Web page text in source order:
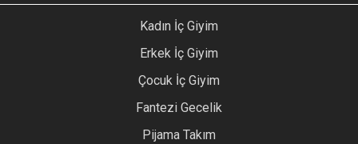
Kadın İç Giyim
Erkek İç Giyim
Çocuk İç Giyim
Fantezi Gecelik
Pijama Takım